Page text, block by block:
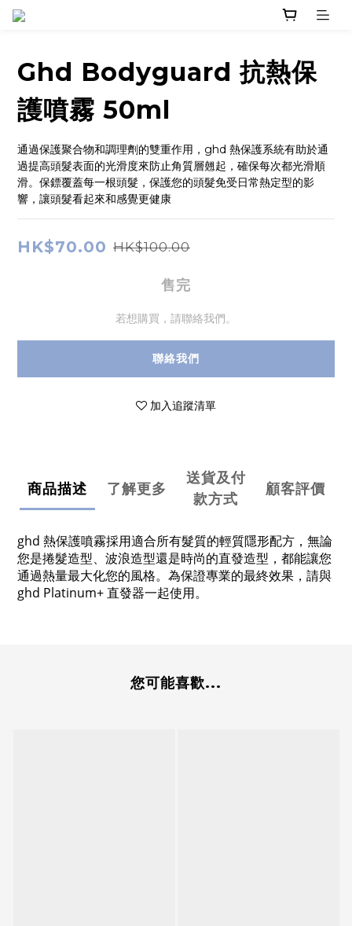
Ghd Bodyguard 抗熱保
護噴霧 50ml
通過保護聚合物和調理劑的雙重作用，ghd 熱保護系統有助於通
過提高頭髮表面的光滑度來防止角質層翹起，確保每次都光滑順
滑。保鏢覆蓋每一根頭髮，保護您的頭髮免受日常熱定型的影
響，讓頭髮看起來和感覺更健康
HK$70.00 HK$100.00
售完
若想購買，請聯絡我們。
聯絡我們
加入追蹤清單
商品描述 了解更多
送貨及付
款方式
顧客評價
ghd 熱保護噴霧採用適合所有髮質的輕質隱形配方，無論
您是捲髮造型、波浪造型還是時尚的直發造型，都能讓您
通過熱量最大化您的風格。為保證專業的最終效果，請與
ghd Platinum+ 直發器一起使用。
您可能喜歡...